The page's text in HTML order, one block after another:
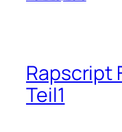
Rapscript
Teil1